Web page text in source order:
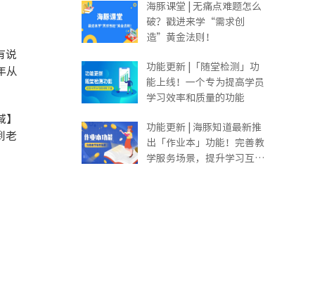
说
从
老
海豚课堂 | 无痛点难题怎么
破？戳进来学“需求创
造”黄金法则！
功能更新 |「随堂检测」功
能上线！一个专为提高学员
学习效率和质量的功能
功能更新 | 海豚知道最新推
出「作业本」功能！完善教
学服务场景，提升学习互动